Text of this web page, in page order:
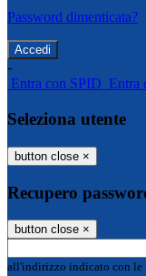
Password dimenticata?
-
Entra con SPID Entra
Seleziona utente
button close ×
Recupero
button close ×
all'indirizzo indicato con le